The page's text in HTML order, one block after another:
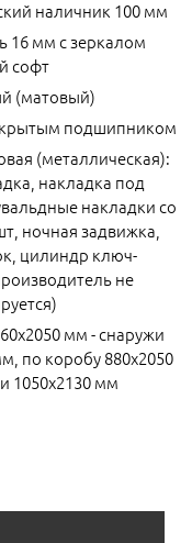
наличник 100 мм
мм с зеркалом
софт
(матовый)
подшипником
(металлическая):
накладка под
накладки со
ночная задвижка,
цилиндр ключ-
не
мм - снаружи
по коробу 880х2050
1050х2130 мм